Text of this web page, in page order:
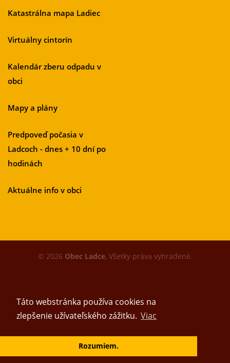
Táto webstránka používa cookies na
zlepšenie užívateľského zážitku. Viac
Rozumiem.
Katastrálna mapa Ladiec
Virtuálny cintorín
Kalendár zberu odpadu v
obci
Mapy a plány
Predpoveď počasia v
Ladcoch - dnes + 10 dní po
hodinách
Aktuálne info v obci
© 2026 Obec Ladce, Všetky práva vyhradené.
Vytvoril tím